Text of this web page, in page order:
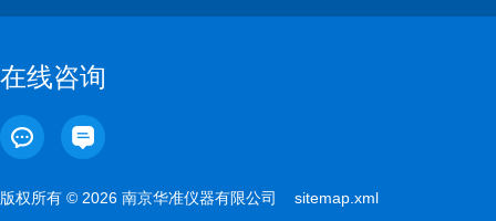
在线咨询
版权所有 © 2026 南京华准仪器有限公司 sitemap.xml